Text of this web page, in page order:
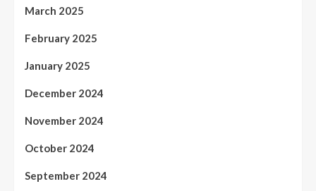
March 2025
February 2025
January 2025
December 2024
November 2024
October 2024
September 2024